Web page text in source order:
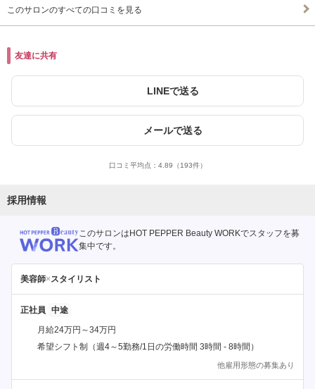
このサロンのすべての口コミを見る
友達に共有
LINEで送る
メールで送る
口コミ平均点： 4.89 （193件）
採用情報
このサロンはHOT PEPPER Beauty WORKでスタッフを募
集中です。
美容師×スタイリスト
正社員
月給24万円～34万円
希望シフト制（週4～5勤務/1日の労働時間 3時間 - 8時間）
他雇用形態の募集あり